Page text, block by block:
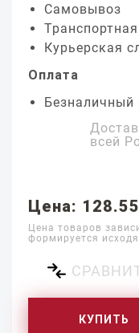
Самовывоз
Курьерская
Оплата
Безналичный
всей
Цена:
Цена товаров
формируется
КУПИТЬ